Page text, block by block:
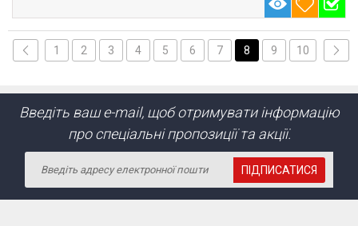
1 2 3 4 5 6 7 8 9 10
Введіть ваш e-mail, щоб отримувати інформацію
про спеціальні пропозиції та акції.
ПІДПИСАТИСЯ